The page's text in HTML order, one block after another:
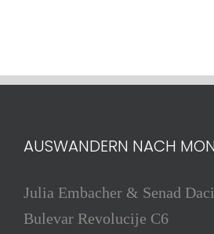
AUSWANDERN NACH
Julia Embacher & Senad
Bulevar Revolucije C6